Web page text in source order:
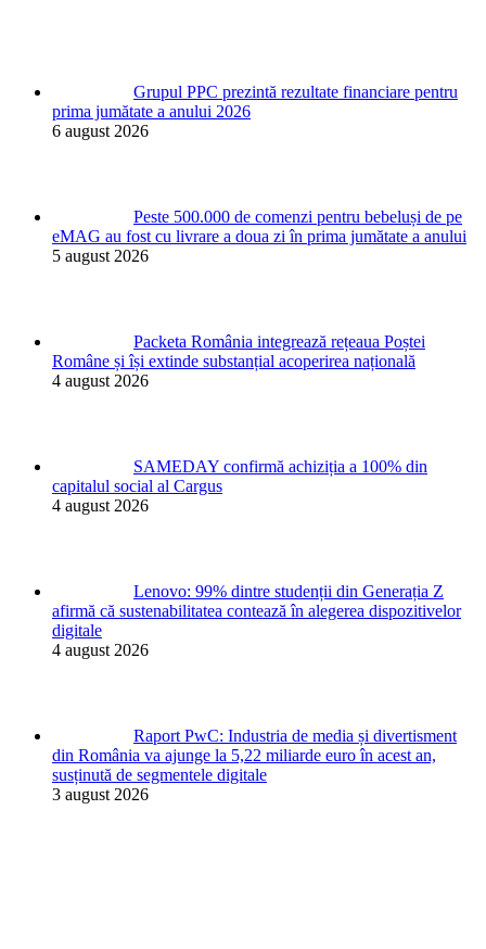
Grupul PPC prezintă rezultate financiare pentru
prima jumătate a anului 2026
6 august 2026
Peste 500.000 de comenzi pentru bebeluși de pe
eMAG au fost cu livrare a doua zi în prima jumătate a anului
5 august 2026
Packeta România integrează rețeaua Poștei
Române și își extinde substanțial acoperirea națională
4 august 2026
SAMEDAY confirmă achiziția a 100% din
capitalul social al Cargus
4 august 2026
Lenovo: 99% dintre studenții din Generația Z
afirmă că sustenabilitatea contează în alegerea dispozitivelor
digitale
4 august 2026
Raport PwC: Industria de media și divertisment
din România va ajunge la 5,22 miliarde euro în acest an,
susținută de segmentele digitale
3 august 2026